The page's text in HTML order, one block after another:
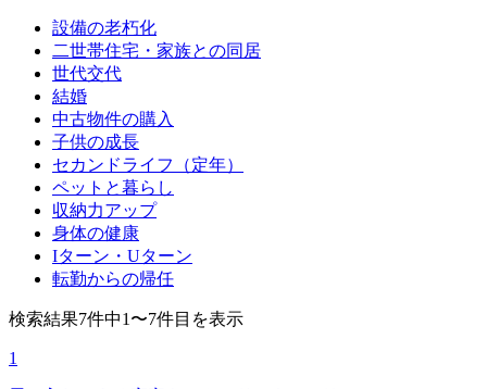
設備の老朽化
二世帯住宅・家族との同居
世代交代
結婚
中古物件の購入
子供の成長
セカンドライフ（定年）
ペットと暮らし
収納力アップ
身体の健康
Iターン・Uターン
転勤からの帰任
検索結果7件中1〜7件目を表示
1